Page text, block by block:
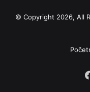
© Copyright 2026, All